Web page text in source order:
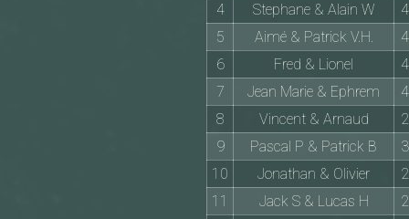
4
Stephane & Alain W
5
Aimé & Patrick V.H.
6
Fred & Lionel
7
Jean Marie & Ephrem
8
Vincent & Arnaud
9
Pascal P & Patrick B
10
Jonathan & Olivier
11
Jack S & Lucas H